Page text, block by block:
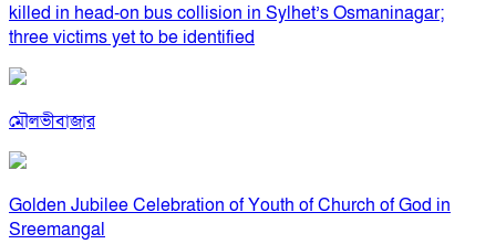
killed in head-on bus collision in Sylhet’s Osmaninagar;
three victims yet to be identified
মৌলভীবাজার
Golden Jubilee Celebration of Youth of Church of God in
Sreemangal